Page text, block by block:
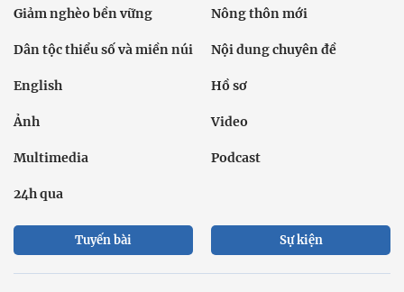
Giảm nghèo bền vững Nông thôn mới
Dân tộc thiểu số và miền núi Nội dung chuyên đề
English Hồ sơ
Ảnh Video
Multimedia Podcast
24h qua
Tuyến bài Sự kiện